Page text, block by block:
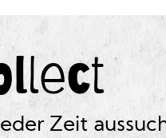
Zeit